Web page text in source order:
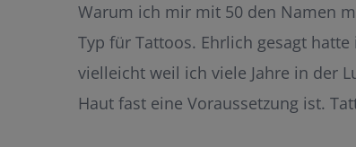
Warum ich mir mit 50 den Namen
Typ für Tattoos. Ehrlich gesagt
vielleicht weil ich viele Jahre in der
Haut fast eine Voraussetzung ist.